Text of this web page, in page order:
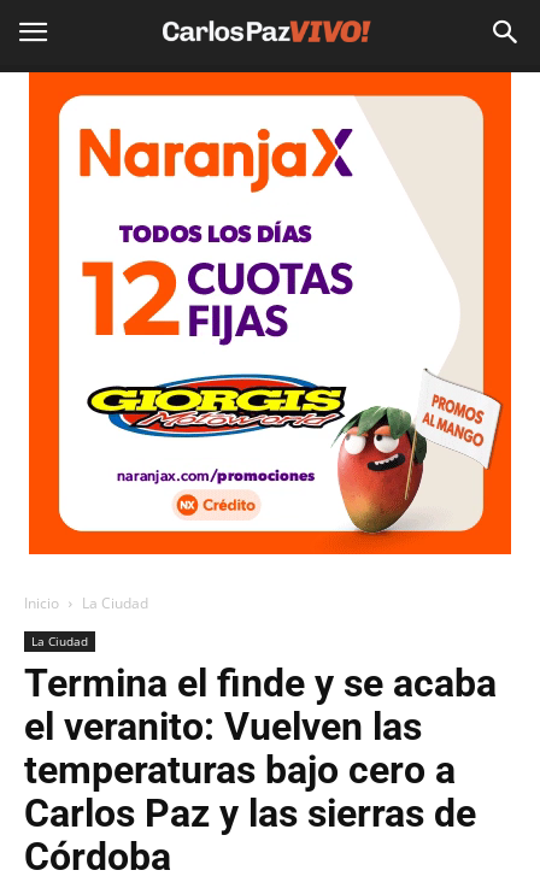
Inicio La Ciudad
La Ciudad
Termina el finde y se acaba
el veranito: Vuelven las
temperaturas bajo cero a
Carlos Paz y las sierras de
Córdoba